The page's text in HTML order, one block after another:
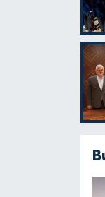
Isparta
İstanbul
İzmir